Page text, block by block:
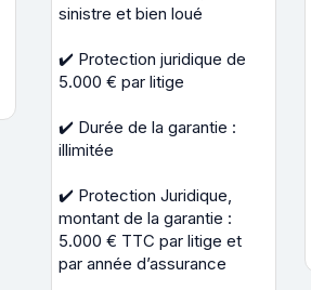
sinistre et bien loué
✔️ Protection juridique de
5.000 € par litige
✔️ Durée de la garantie :
illimitée
✔️ Protection Juridique,
montant de la garantie :
5.000 € TTC par litige et
par année d’assurance